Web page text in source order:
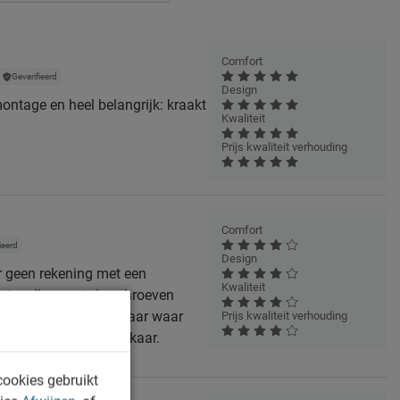
Geverifieerd
en heel belangrijk: kraakt
Comfort
Design
Kwaliteit
Prijs kwaliteit verhouding
rekening met een
Ik moest de schroeven
goed kijken naar waar
lijken op elkaar.
Comfort
Design
Kwaliteit
Prijs kwaliteit verhouding
gebruikt